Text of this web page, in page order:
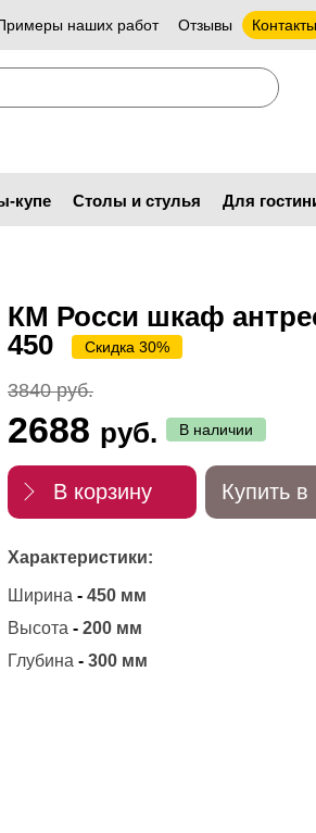
наших работ Отзывы Контакты
купе Столы и стулья Для
КМ Росси шкаф
450
Скидка 30%
3840 руб.
2688 руб. В наличии
В корзину Купить в
Характеристики:
Ширина - 450 мм
Высота - 200 мм
Глубина - 300 мм